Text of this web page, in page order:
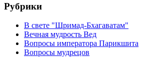
Рубрики
В свете "Шримад-Бхагаватам"
Вечная мудрость Вед
Вопросы императора Парикшита
Вопросы мудрецов